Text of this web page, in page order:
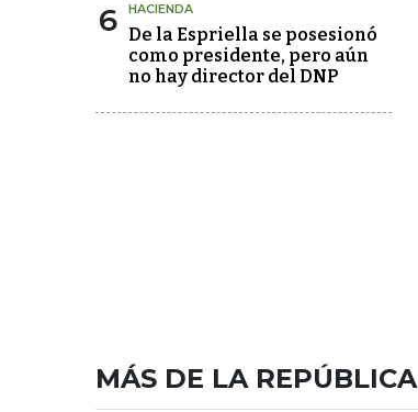
6 HACIENDA
De la Espriella se posesionó
como presidente, pero aún
no hay director del DNP
MÁS DE LA REPÚBLICA